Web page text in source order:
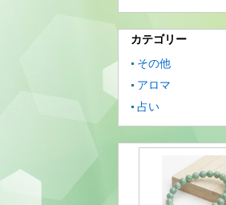
カテゴリー
その他
アロマ
占い